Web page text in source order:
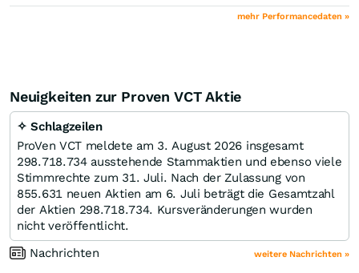
mehr Performancedaten »
Neuigkeiten zur Proven VCT Aktie
✧ Schlagzeilen
ProVen VCT meldete am 3. August 2026 insgesamt
298.718.734 ausstehende Stammaktien und ebenso viele
Stimmrechte zum 31. Juli. Nach der Zulassung von
855.631 neuen Aktien am 6. Juli beträgt die Gesamtzahl
der Aktien 298.718.734. Kursveränderungen wurden
nicht veröffentlicht.
Nachrichten
weitere Nachrichten »